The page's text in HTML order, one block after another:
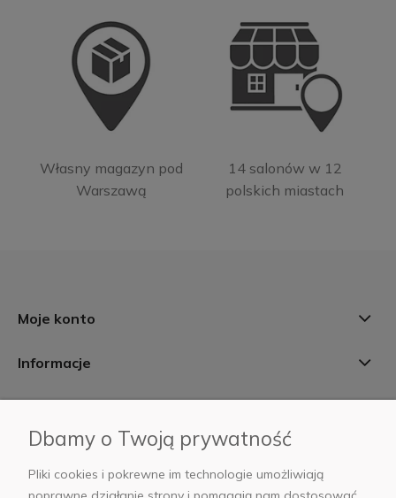
Własny magazyn pod
Warszawą
14 salonów w 12
polskich miastach
Moje konto
Informacje
AB Foto
Dbamy o Twoją prywatność
Pliki cookies i pokrewne im technologie umożliwiają